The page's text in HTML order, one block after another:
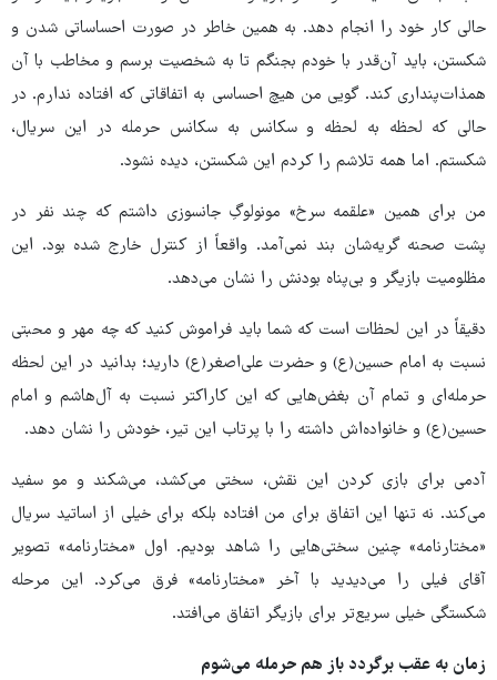
حالی کار خود را انجام دهد. به همین خاطر در صورت احساساتی شدن و
شکستن، باید آن‌قدر با خودم بجنگم تا به شخصیت برسم و مخاطب با آن
همذات‌پنداری کند. گویی من هیچ احساسی به اتفاقاتی که افتاده ندارم. در
حالی که لحظه به لحظه و سکانس به سکانس حرمله در این سریال،
شکستم. اما همه تلاشم را کردم این شکستن،‌ دیده نشود.
من برای همین «علقمه سرخ» مونولوگِ جانسوزی داشتم که چند نفر در
پشت صحنه گریه‌شان بند نمی‌آمد. واقعاً از کنترل خارج شده بود. این
مظلومیت بازیگر و بی‌پناه بودنش را نشان می‌دهد.
دقیقاً در این لحظات است که شما باید فراموش کنید که چه مهر و محبتی
نسبت به امام حسین(ع) و حضرت علی‌اصغر(ع) دارید؛ بدانید در این لحظه
حرمله‌ای و تمام آن بغض‌هایی که این کاراکتر نسبت به آل‌هاشم و امام
حسین(ع) و خانواده‌اش داشته را با پرتاب این تیر، خودش را نشان دهد.
آدمی برای بازی کردن این نقش، سختی می‌کشد، می‌شکند و مو سفید
می‌کند. نه تنها این اتفاق برای من افتاده بلکه برای خیلی از اساتید سریال
«مختارنامه» چنین سختی‌هایی را شاهد بودیم. اول «مختارنامه» تصویر
آقای فیلی را می‌دیدید با آخر «مختارنامه» فرق می‌کرد. این مرحله
شکستگی خیلی سریع‌تر برای بازیگر اتفاق می‌افتد.
زمان به عقب برگردد باز هم حرمله می‌شوم